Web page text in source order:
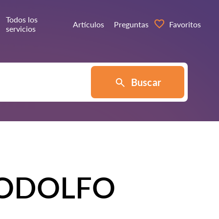
Todos los
servicios
Artículos Preguntas Favoritos
Buscar